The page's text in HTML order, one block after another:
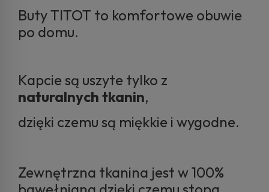
Buty TITOT to komfortowe obuwie
po domu.
Kapcie są uszyte tylko z
naturalnych tkanin,
dzięki czemu są miękkie i wygodne.
Zewnętrzna tkanina jest w 100%